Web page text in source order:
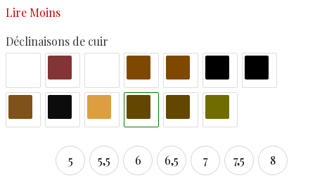
Lire Moins
Déclinaisons de cuir
5
5 5,55,5 6
6 6,56,5 7
7 7,57,5 8
8